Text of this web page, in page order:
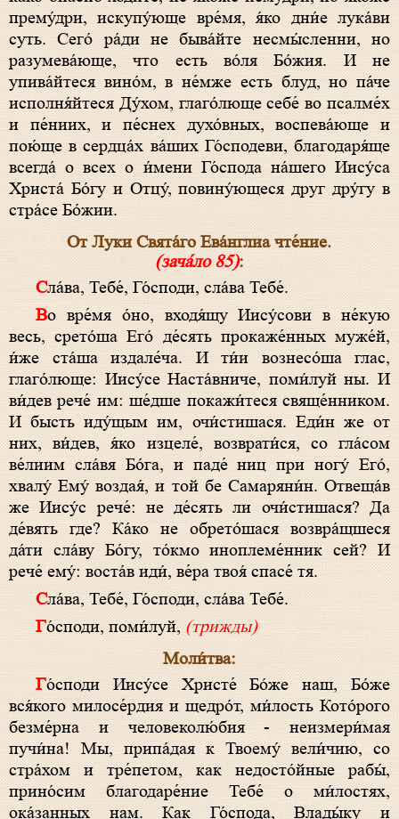
прему́дри, искупу́юще вре́мя, я́ко дни́е лука́ви
суть. Сего́ ра́ди не быва́йте несмы́сленни, но
разумева́юще, что eсть во́ля Бо́жия. И не
упива́йтеся вино́м, в не́мже eсть блуд, но па́че
исполня́йтеся Ду́хом, глаго́люще себе́ во псалме́х
и пе́ниих, и пе́снех духо́вных, воспева́юще и
пою́ще в сердца́х ва́ших Го́сподеви, благодаря́ще
всегда́ о всех о и́мени Го́спода на́шего Иису́са
Христа́ Бо́гу и Отцу́, повину́ющеся друг дру́гу в
стра́се Бо́жии.
От Луки Свята́го Ева́нглиа чте́ние.
(зача́ло 85):
Сла́ва, Тебе́, Го́споди, сла́ва Тебе́.
Во вре́мя о́но, входя́щу Иису́сови в не́кую
весь, срето́ша Его́ де́сять прокаже́нных муже́й,
и́же ста́ша издале́ча. И ти́и вознесо́ша глас,
глаго́люще: Иису́се Наста́вниче, поми́луй ны. И
ви́дев рече́ им: ше́дше покажи́теся свяще́нником.
И бысть иду́щым им, очи́стишася. Еди́н же от
них, ви́дев, я́ко изцеле́, возврати́ся, со гла́сом
ве́лиим сла́вя Бо́га, и паде́ ниц при ногу́ Его́,
хвалу́ Ему́ воздая́, и той бе Самаряни́н. Отвеща́в
же Иису́с рече́: не де́сять ли очи́стишася? Да
де́вять где? Ка́ко не обрето́шася возвра́щшеся
да́ти сла́ву Бо́гу, то́кмо иноплеме́нник сей? И
рече́ ему́: воста́в иди́, ве́ра твоя́ спасе́ тя.
Сла́ва, Тебе́, Го́споди, сла́ва Тебе́.
Го́споди, поми́луй, (трижды)
Моли́тва:
Го́споди Иису́се Христе́ Бо́же наш, Бо́же
вся́кого милосе́рдия и щедро́т, ми́лость Кото́рого
безме́рна и человеколю́бия - неизмери́мая
пучи́на! Мы, припа́дая к Твоему́ вели́чию, со
стра́хом и тре́петом, как недосто́йные рабы́,
прино́сим благодаре́ние Тебе́ о ми́лостях,
ока́занных нам. Как Го́спода, Влады́ку и